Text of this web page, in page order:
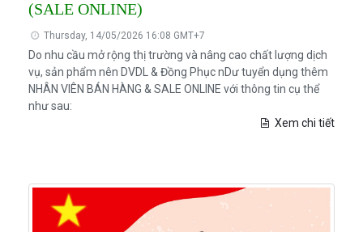
(SALE ONLINE)
Thursday, 14/05/2026 16:08 GMT+7
Do nhu cầu mở rộng thị trường và nâng cao chất lượng dịch
vụ, sản phẩm nên DVDL & Đồng Phục nDư tuyển dụng thêm
NHÂN VIÊN BÁN HÀNG & SALE ONLINE với thông tin cụ thể
như sau:
Xem chi tiết